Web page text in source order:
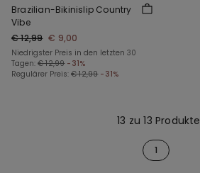
Brazilian-Bikinislip Country
Vibe
€ 12,99 € 9,00
Niedrigster Preis in den letzten 30
Tagen: € 12,99 -31%
Regulärer Preis: € 12,99 -31%
13 zu 13 Produkte
1